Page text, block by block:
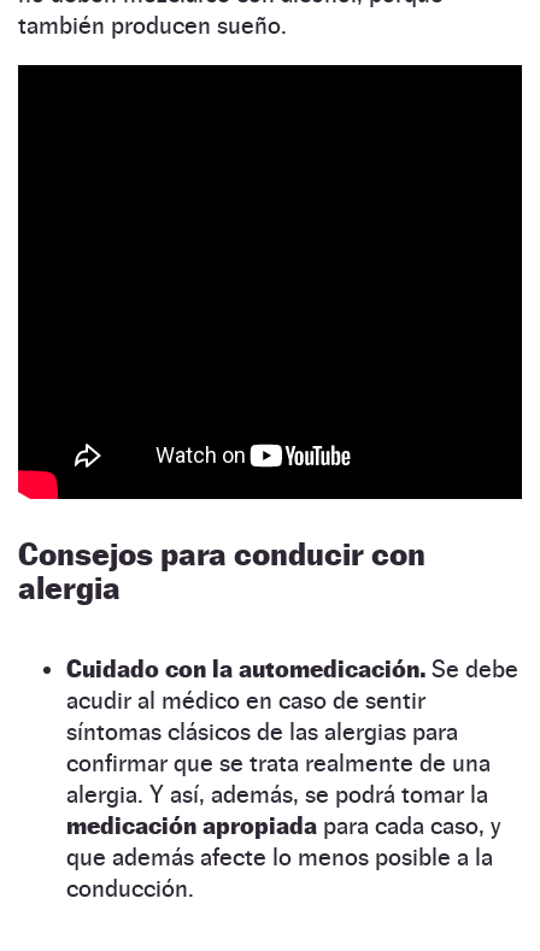
también producen sueño.
Consejos para conducir con
alergia
Cuidado con la automedicación. Se debe
acudir al médico en caso de sentir
síntomas clásicos de las alergias para
confirmar que se trata realmente de una
alergia. Y así, además, se podrá tomar la
medicación apropiada para cada caso, y
que además afecte lo menos posible a la
conducción.